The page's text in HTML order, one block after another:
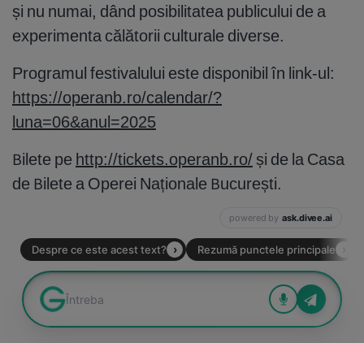
și nu numai, dând posibilitatea publicului de a
experimenta călătorii culturale diverse.
Programul festivalului este disponibil în link-ul:
https://operanb.ro/calendar/?
luna=06&anul=2025
Bilete pe http://tickets.operanb.ro/ și de la Casa
de Bilete a Operei Naționale București.